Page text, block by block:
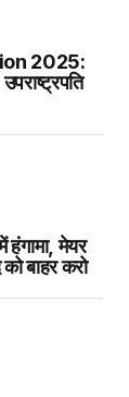
2025:
मेयर
बाहर करो